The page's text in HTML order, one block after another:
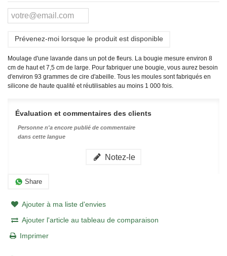
Prévenez-moi lorsque le produit est disponible
Moulage d'une lavande dans un pot de fleurs. La bougie mesure environ 8
cm de haut et 7,5 cm de large. Pour fabriquer une bougie, vous aurez besoin
d'environ 93 grammes de cire d'abeille. Tous les moules sont fabriqués en
silicone de haute qualité et réutilisables au moins 1 000 fois.
Évaluation et commentaires des clients
Personne n'a encore publié de commentaire
dans cette langue
Notez-le
Share
Ajouter à ma liste d'envies
Ajouter l'article au tableau de comparaison
Imprimer